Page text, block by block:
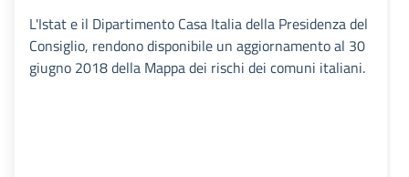
L'Istat e il Dipartimento Casa Italia della Presidenza del
Consiglio, rendono disponibile un aggiornamento al 30
giugno 2018 della Mappa dei rischi dei comuni italiani.